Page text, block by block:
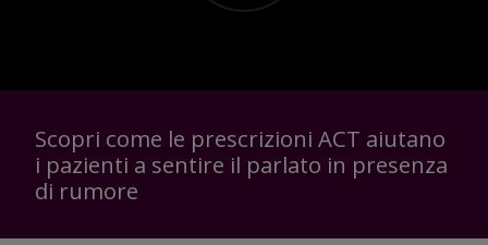
Scopri come le prescrizioni ACT aiutano
i pazienti a sentire il parlato in presenza
di rumore